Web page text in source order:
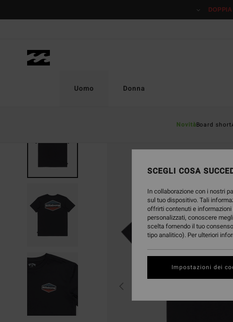
prodotto
Uomo
NovitàBoard short
Donna
SCEGLI COSA
In collaborazione con i nostri
sul tuo dispositivo. Tali
offrirti contenuti e
personalizzati, conoscere
scelta fornendo il tuo
tipo analitico). Per ulteriori
Impostazioni dei